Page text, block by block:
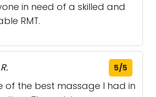
in need of a skilled and
RMT.
5/5
of the best massage I had in